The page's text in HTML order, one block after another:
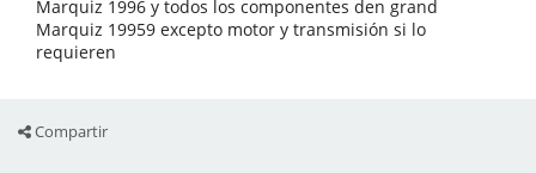
Marquiz 1996 y todos los componentes den grand
Marquiz 19959 excepto motor y transmisión si lo
requieren
Compartir